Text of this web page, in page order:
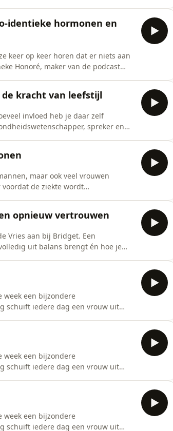
identieke hormonen en
keer op keer horen dat er niets aan
Honoré, maker van de podcast
kracht van leefstijl
invloed heb je daar zelf
spreker en
maar ook veel vrouwen
de ziekte wordt
opnieuw vertrouwen
Vries aan bij Bridget. Een
uit balans brengt én hoe je
week een bijzondere
schuift iedere dag een vrouw uit
week een bijzondere
schuift iedere dag een vrouw uit
week een bijzondere
schuift iedere dag een vrouw uit